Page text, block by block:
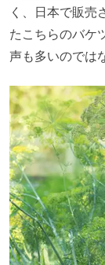
く、日本で販売
たこちらのバケ
声も多いのでは